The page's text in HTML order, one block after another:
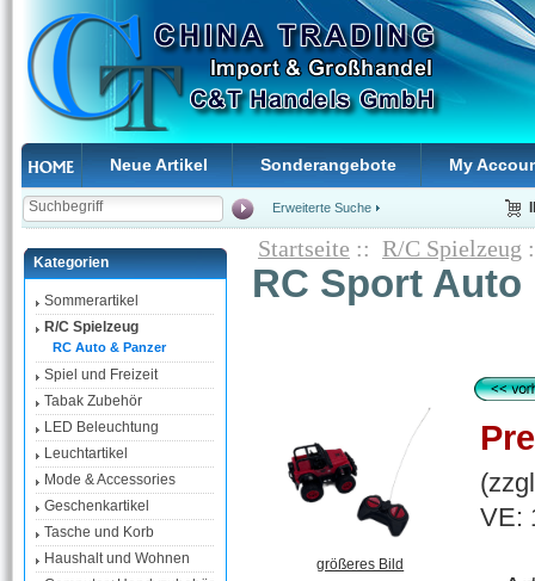
Neue Artikel Sonderangebote My
Erweiterte Suche
Kategorien
Sommerartikel
R/C Spielzeug
RC Auto & Panzer
Spiel und Freizeit
Tabak Zubehör
LED Beleuchtung
Leuchtartikel
Mode & Accessories
Geschenkartikel
Tasche und Korb
Haushalt und Wohnen
Startseite :: R/C Spielzeug
RC Sport Auto
größeres Bild
VE: